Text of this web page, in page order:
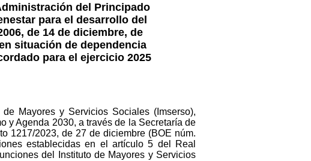
del Principado
para el desarrollo del
de 14 de diciembre, de
situación de dependencia
para el ejercicio 2025
Mayores y Servicios Sociales (Imserso),
y Agenda 2030, a través de la Secretaría de
1217/2023, de 27 de diciembre (BOE núm.
establecidas en el artículo 5 del Real
del Instituto de Mayores y Servicios